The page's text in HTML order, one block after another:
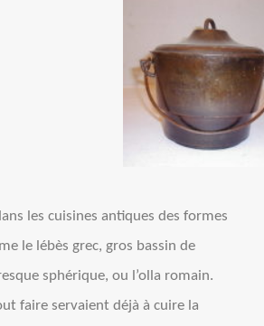
les cuisines antiques des formes
le lébès grec, gros bassin de
sphérique, ou l’olla romain.
faire servaient déjà à cuire la